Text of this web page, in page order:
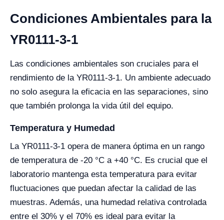
Condiciones Ambientales para la
YR0111-3-1
Las condiciones ambientales son cruciales para el
rendimiento de la YR0111-3-1. Un ambiente adecuado
no solo asegura la eficacia en las separaciones, sino
que también prolonga la vida útil del equipo.
Temperatura y Humedad
La YR0111-3-1 opera de manera óptima en un rango
de temperatura de -20 °C a +40 °C. Es crucial que el
laboratorio mantenga esta temperatura para evitar
fluctuaciones que puedan afectar la calidad de las
muestras. Además, una humedad relativa controlada
entre el 30% y el 70% es ideal para evitar la